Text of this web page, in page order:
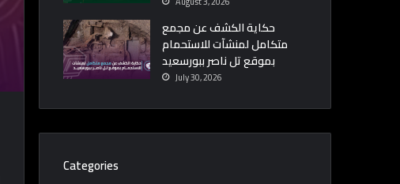
حكاية الكشف عن مجمع
متكامل لمنشآت للاستحمام
بموقع تل ناصر ببورسعيد
July 30, 2026
Categories